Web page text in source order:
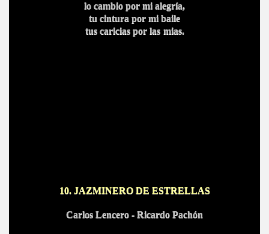
lo cambio por mi alegría,
tu cintura por mi baile
tus caricias por las mias.
10. JAZMINERO DE ESTRELLAS
Carlos Lencero - Ricardo Pachón